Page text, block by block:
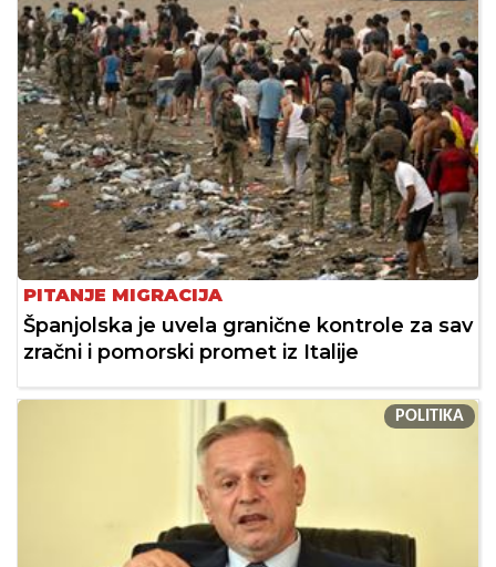
PITANJE MIGRACIJA
Španjolska je uvela granične kontrole za sav
zračni i pomorski promet iz Italije
POLITIKA